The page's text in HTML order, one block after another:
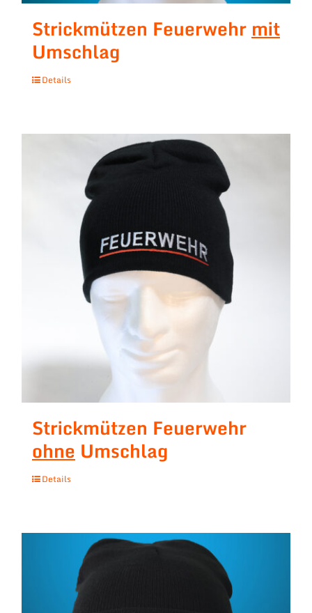
Strickmützen Feuerwehr mit
Umschlag
Details
Strickmützen Feuerwehr
ohne Umschlag
Details